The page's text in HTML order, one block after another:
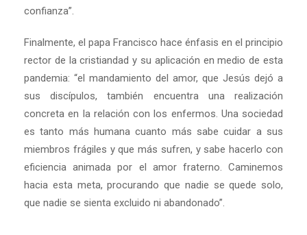
confianza”.
Finalmente, el papa Francisco hace énfasis en el principio
rector de la cristiandad y su aplicación en medio de esta
pandemia: “el mandamiento del amor, que Jesús dejó a
sus discípulos, también encuentra una realización
concreta en la relación con los enfermos. Una sociedad
es tanto más humana cuanto más sabe cuidar a sus
miembros frágiles y que más sufren, y sabe hacerlo con
eficiencia animada por el amor fraterno. Caminemos
hacia esta meta, procurando que nadie se quede solo,
que nadie se sienta excluido ni abandonado”.